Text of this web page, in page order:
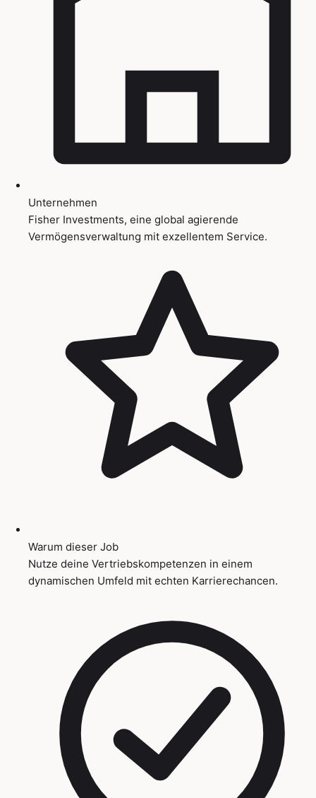
Unternehmen
Fisher Investments, eine global agierende
Vermögensverwaltung mit exzellentem Service.
Warum dieser Job
Nutze deine Vertriebskompetenzen in einem
dynamischen Umfeld mit echten Karrierechancen.